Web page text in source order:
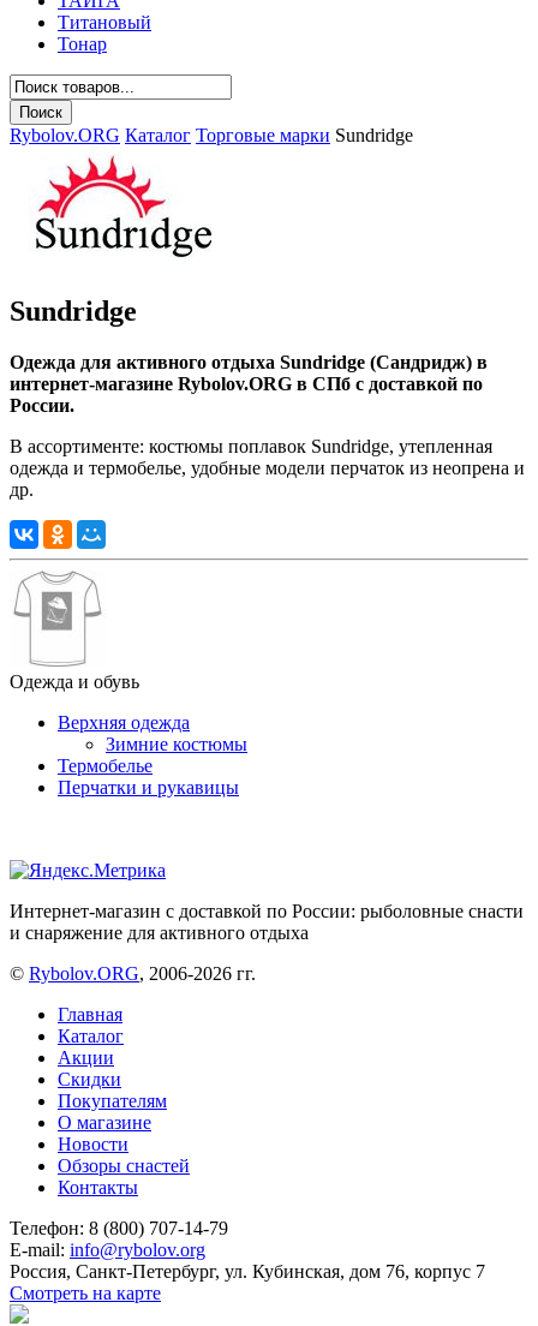
Титановый
Тонар
Rybolov.ORG Каталог Торговые марки Sundridge
Sundridge
Одежда для активного отдыха Sundridge (Сандридж) в
интернет-магазине Rybolov.ORG в СПб с доставкой по
России.
В ассортименте: костюмы поплавок Sundridge, утепленная
одежда и термобелье, удобные модели перчаток из неопрена и
др.
Одежда и обувь
Верхняя одежда
Зимние костюмы
Термобелье
Перчатки и рукавицы
Интернет-магазин с доставкой по России: рыболовные снасти
и снаряжение для активного отдыха
© Rybolov.ORG, 2006-2026 гг.
Главная
Каталог
Акции
Скидки
Покупателям
О магазине
Новости
Обзоры снастей
Контакты
Телефон: 8 (800) 707-14-79
E-mail: info@rybolov.org
Россия, Санкт-Петербург, ул. Кубинская, дом 76, корпус 7
Смотреть на карте